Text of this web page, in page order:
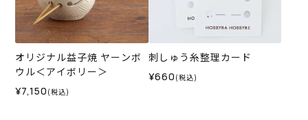
オリジナル益子焼 ヤーンボ
ウル＜アイボリー＞
¥7,150 (税込)
刺しゅう糸整理カード
¥660 (税込)